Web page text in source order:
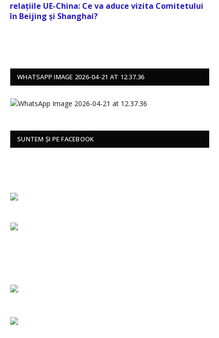
relațiile UE-China: Ce va aduce vizita Comitetului
în Beijing și Shanghai?
WHATSAPP IMAGE 2026-04-21 AT 12.37.36
SUNTEM ȘI PE FACEBOOK